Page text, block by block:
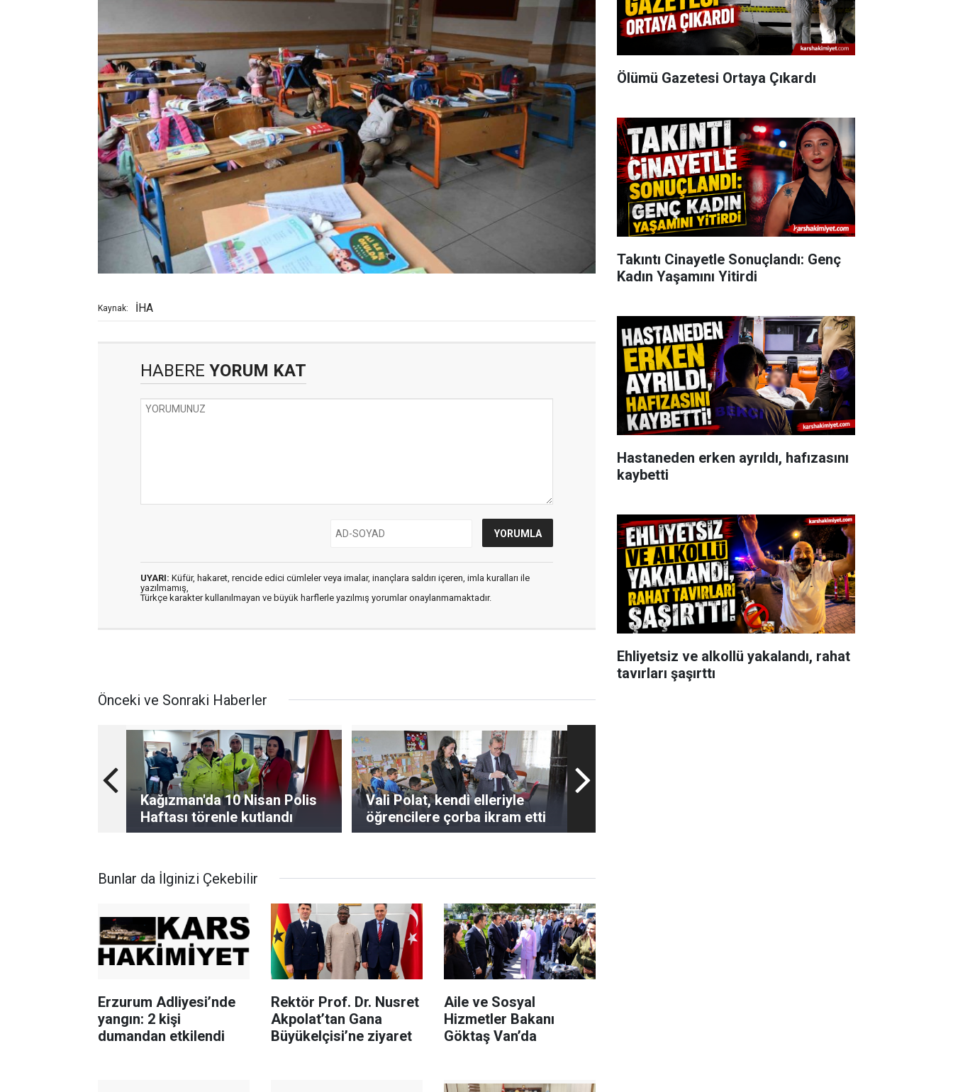
Kaynak: İHA
HABERE YORUM KAT
UYARI: Küfür, hakaret, rencide edici cümleler veya imalar, inançlara saldırı içeren, imla kuralları ile
yazılmamış,
Türkçe karakter kullanılmayan ve büyük harflerle yazılmış yorumlar onaylanmamaktadır.
Önceki ve Sonraki Haberler
Kağızman'da 10 Nisan Polis
Haftası törenle kutlandı
Vali Polat, kendi elleriyle
öğrencilere çorba ikram etti
Bunlar da İlginizi Çekebilir
Erzurum Adliyesi’nde
yangın: 2 kişi
dumandan etkilendi
Rektör Prof. Dr. Nusret
Akpolat’tan Gana
Büyükelçisi’ne ziyaret
Aile ve Sosyal
Hizmetler Bakanı
Göktaş Van’da
Ölümü Gazetesi Ortaya Çıkardı
Takıntı Cinayetle Sonuçlandı: Genç
Kadın Yaşamını Yitirdi
Hastaneden erken ayrıldı, hafızasını
kaybetti
Ehliyetsiz ve alkollü yakalandı, rahat
tavırları şaşırttı